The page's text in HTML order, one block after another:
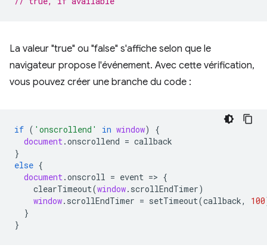
La valeur "true" ou "false" s'affiche selon que le
navigateur propose l'événement. Avec cette vérification,
vous pouvez créer une branche du code :
if ( 'onscrollend' in window)
{
document.onscrollend = callback
}
else {
document.onscroll = event => {
clearTimeout(window. scrollEndTimer)
window. scrollEndTimer = setTimeout(callback, 100
}
}